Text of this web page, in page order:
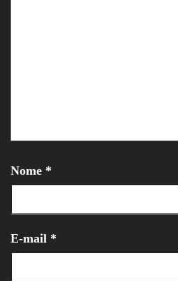
Nome *
E-mail *